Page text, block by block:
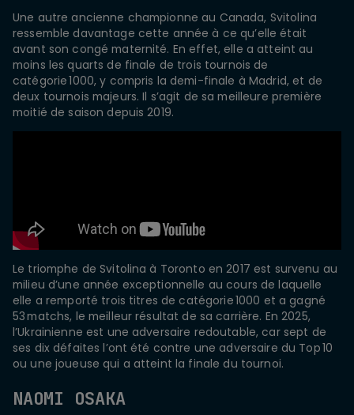
Une autre ancienne championne au Canada, Svitolina
ressemble davantage cette année à ce qu’elle était
avant son congé maternité. En effet, elle a atteint au
moins les quarts de finale de trois tournois de
catégorie 1000, y compris la demi-finale à Madrid, et de
deux tournois majeurs. Il s’agit de sa meilleure première
moitié de saison depuis 2019.
Le triomphe de Svitolina à Toronto en 2017 est survenu au
milieu d’une année exceptionnelle au cours de laquelle
elle a remporté trois titres de catégorie 1000 et a gagné
53 matchs, le meilleur résultat de sa carrière. En 2025,
l’Ukrainienne est une adversaire redoutable, car sept de
ses dix défaites l’ont été contre une adversaire du Top 10
ou une joueuse qui a atteint la finale du tournoi.
NAOMI OSAKA